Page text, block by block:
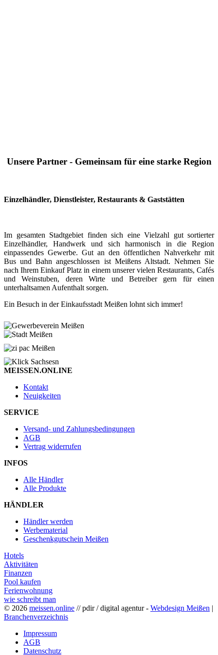
Unsere Partner - Gemeinsam für eine starke Region
Einzelhändler, Dienstleister, Restaurants & Gaststätten
Im gesamten Stadtgebiet finden sich eine Vielzahl gut sortierter
Einzelhändler, Handwerk und sich harmonisch in die Region
einpassendes Gewerbe. Gut an den öffentlichen Nahverkehr mit
Bus und Bahn angeschlossen ist Meißens Altstadt. Nehmen Sie
nach Ihrem Einkauf Platz in einem unserer vielen Restaurants, Cafés
und Weinstuben, deren Wirte und Betreiber gern für einen
unterhaltsamen Aufenthalt sorgen.
Ein Besuch in der Einkaufsstadt Meißen lohnt sich immer!
MEISSEN.ONLINE
Kontakt
Neuigkeiten
SERVICE
Versand- und Zahlungsbedingungen
AGB
Vertrag widerrufen
INFOS
Alle Händler
Alle Produkte
HÄNDLER
Händler werden
Werbematerial
Geschenkgutschein Meißen
Hotels
Aktivitäten
Finanzen
Pool kaufen
Ferienwohnung
wie schreibt man
© 2026 meissen.online // pdir / digital agentur - Webdesign Meißen |
Branchenverzeichnis
Impressum
AGB
Datenschutz